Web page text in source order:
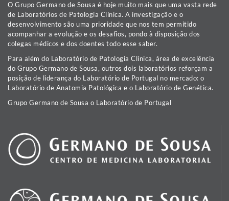
O Grupo Germano de Sousa é hoje muito mais que uma vasta rede
de Laboratórios de Patologia Clínica. A investigação e o
desenvolvimento são uma prioridade que nos tem permitido
acompanhar a evolução e os desafios, pondo à disposição dos
colegas médicos e dos doentes todo esse saber.
Para além do Laboratório de Patologia Clínica, área de excelência
do Grupo Germano de Sousa, outros dois laboratórios reforçam a
posição de liderança do Laboratório de Portugal no mercado: o
Laboratório de Anatomia Patológica e o Laboratório de Genética.
Grupo Germano de Sousa o Laboratório de Portugal